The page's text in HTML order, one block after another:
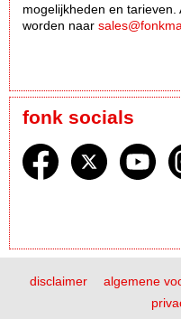
mogelijkheden en
worden naar
fonk socials
disclaimer algemene